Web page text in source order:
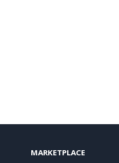
MARKETPLACE